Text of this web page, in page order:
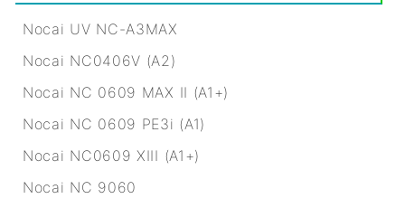
Nocai UV NC-A3MAX
Nocai NC0406V (A2)
Nocai NC 0609 MAX II (A1+)
Nocai NC 0609 PE3i (A1)
Nocai NC0609 XIII (A1+)
Nocai NC 9060